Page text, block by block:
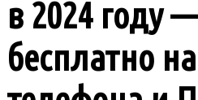
в 2024 году
бесплатно